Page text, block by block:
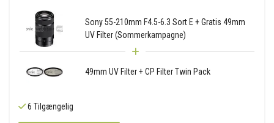
Sony 55-210mm F4.5-6.3 Sort E + Gratis 49mm
UV Filter (Sommerkampagne)
49mm UV Filter + CP Filter Twin Pack
6 Tilgængelig